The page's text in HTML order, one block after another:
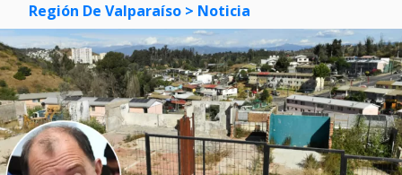
Región De Valparaíso > Noticia